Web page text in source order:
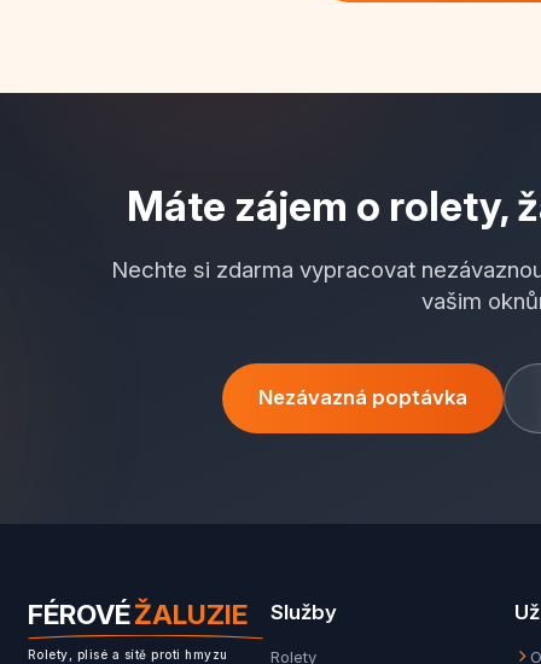
Máte zájem o rolety,
Nechte si zdarma vypracovat
vašim
Nezávazná poptávka
FÉROVÉŽALUZIE
Rolety, plisé a sítě proti hmyzu
Služby
Rolety